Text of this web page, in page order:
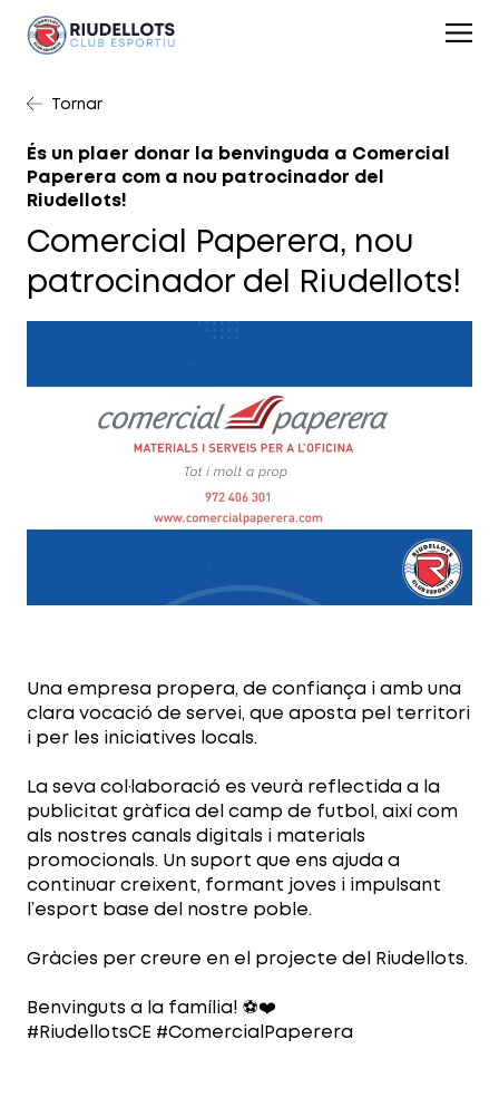
Tornar
És un plaer donar la benvinguda a Comercial
Paperera com a nou patrocinador del
Riudellots!
Comercial Paperera, nou
patrocinador del Riudellots!
Una empresa propera, de confiança i amb una
clara vocació de servei, que aposta pel territori
i per les iniciatives locals.
La seva col·laboració es veurà reflectida a la
publicitat gràfica del camp de futbol, així com
als nostres canals digitals i materials
promocionals. Un suport que ens ajuda a
continuar creixent, formant joves i impulsant
l’esport base del nostre poble.
Gràcies per creure en el projecte del Riudellots.
Benvinguts a la família! ⚽️❤️
#RiudellotsCE #ComercialPaperera